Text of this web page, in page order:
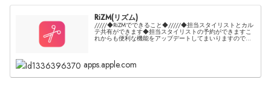
‎RiZM(リズム)
‎/////◆RiZMでできること◆/////◆担当スタイリストとカル
テ共有ができます◆担当スタイリストの予約ができますこ
れからも便利な機能をアップデートしてまいりますのでお
楽しみに！
apps.apple.com